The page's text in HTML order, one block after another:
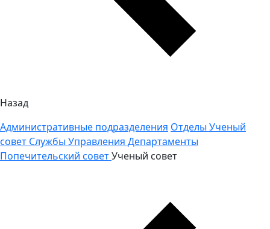
Назад
Административные подразделения Отделы Ученый
совет Службы Управления Департаменты
Попечительский советУченый совет